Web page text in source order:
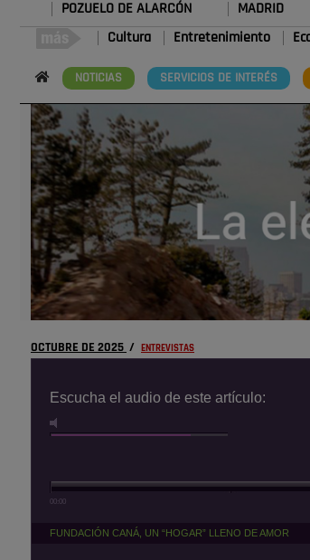
POZUELO DE ALARCÓN MADRID
Cultura Entretenimiento
NOTICIAS SERVICIOS DE INTERÉS
OCTUBRE DE 2025 / ENTREVISTAS
Escucha el audio de este artículo:
00:00
FUNDACIÓN CANÁ, UN “HOGAR” LLENO DE AMOR